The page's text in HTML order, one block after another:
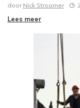
door Nick Stroomer
Lees meer